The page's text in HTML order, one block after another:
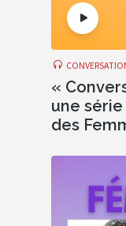
«
une série
des